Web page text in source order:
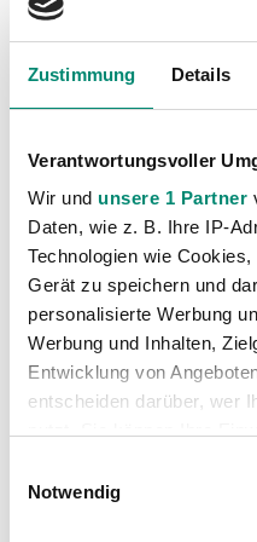
Zustimmung Details
Verantwortungsvoller
Wir und unsere 1 Partner
Daten, wie z. B. Ihre IP-
Technologien wie
Gerät zu speichern und
personalisierte Werbung
Werbung und Inhalten,
Entwicklung von
entscheiden darüber, wer
Trigger Symbol ändern
Notwendig
Kategorien
Akademie
Junge Wikinger Ried